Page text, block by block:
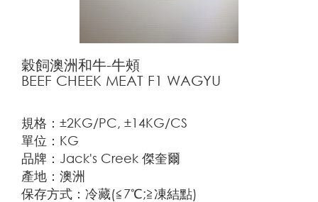
穀飼澳洲和牛-牛頰
BEEF CHEEK MEAT F1 WAGYU
規格：±2KG/PC, ±14KG/CS
單位：KG
品牌：Jack's Creek 傑奎爾
產地：澳洲
保存方式：冷藏(≦7℃;≧凍結點)